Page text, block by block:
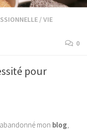
/VIE
0
pour
mon blog,